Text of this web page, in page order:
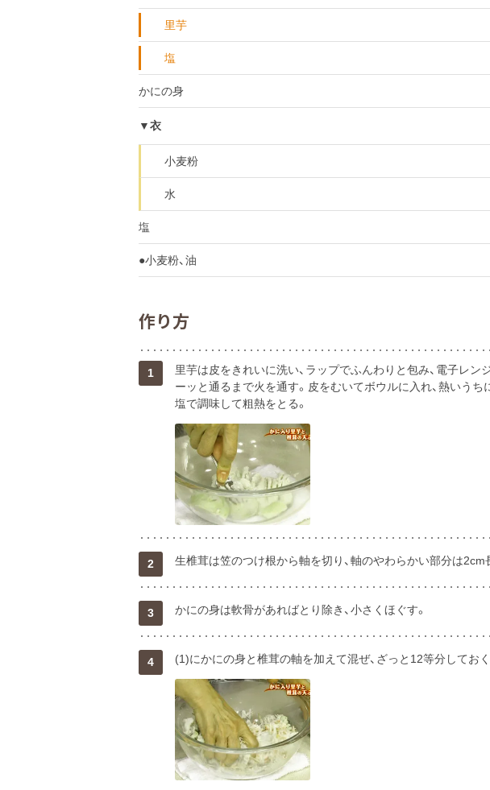
里芋
塩
かにの身
▼衣
小麦粉
水
塩
●小麦粉、油
作り方
1
里芋は皮をきれいに洗い、ラップでふんわりと包み、電子レン
ーッと通るまで火を通す。皮をむいてボウルに入れ、熱いうち
塩で調味して粗熱をとる。
2 生椎茸は笠のつけ根から軸を切り、軸のやわらかい部分は2cm
3 かにの身は軟骨があればとり除き、小さくほぐす。
4 (1)にかにの身と椎茸の軸を加えて混ぜ、ざっと12等分しておく